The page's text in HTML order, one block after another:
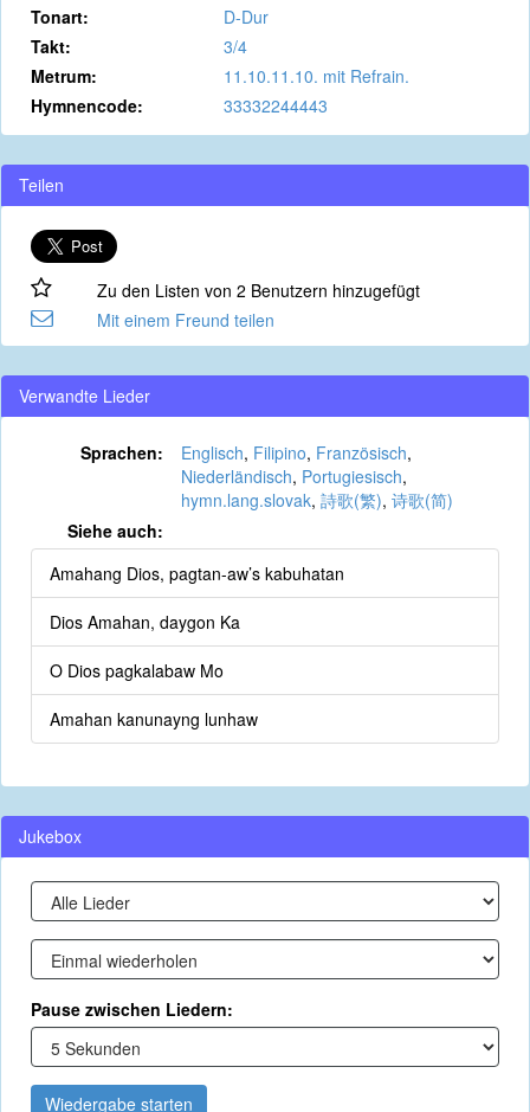
Tonart:
D-Dur
Takt:
3/4
Metrum:
11.10.11.10. mit Refrain.
Hymnencode:
33332244443
Teilen
Zu den Listen von 2 Benutzern hinzugefügt
Mit einem Freund teilen
Verwandte Lieder
Sprachen: Englisch, Filipino, Französisch,
Niederländisch, Portugiesisch,
hymn.lang.slovak, 詩歌(繁), 诗歌(简)
Siehe auch:
Amahang Dios, pagtan-aw’s kabuhatan
Dios Amahan, daygon Ka
O Dios pagkalabaw Mo
Amahan kanunayng lunhaw
Jukebox
Pause zwischen Liedern:
Wiedergabe starten